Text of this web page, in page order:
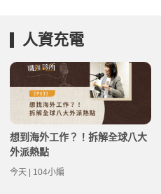
人資充電
想到海外工作？！拆解全球八大
外派熱點
今天 | 104小編